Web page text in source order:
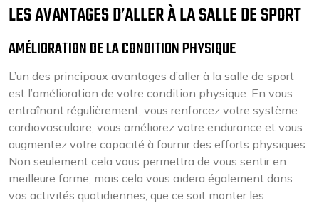
LES AVANTAGES D’ALLER À LA SALLE DE SPORT
AMÉLIORATION DE LA CONDITION PHYSIQUE
L’un des principaux avantages d’aller à la salle de sport
est l’amélioration de votre condition physique. En vous
entraînant régulièrement, vous renforcez votre système
cardiovasculaire, vous améliorez votre endurance et vous
augmentez votre capacité à fournir des efforts physiques.
Non seulement cela vous permettra de vous sentir en
meilleure forme, mais cela vous aidera également dans
vos activités quotidiennes, que ce soit monter les